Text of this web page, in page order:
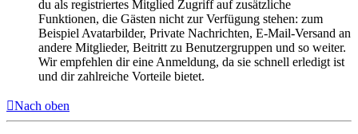
du als registriertes Mitglied Zugriff auf zusätzliche
Funktionen, die Gästen nicht zur Verfügung stehen: zum
Beispiel Avatarbilder, Private Nachrichten, E-Mail-Versand an
andere Mitglieder, Beitritt zu Benutzergruppen und so weiter.
Wir empfehlen dir eine Anmeldung, da sie schnell erledigt ist
und dir zahlreiche Vorteile bietet.
Nach oben